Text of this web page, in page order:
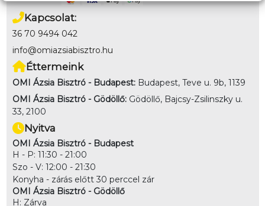
Kapcsolat:
36 70 9494 042
info@omiazsiabisztro.hu
Éttermeink
OMI Ázsia Bisztró - Budapest: Budapest, Teve u. 9b, 1139
OMI Ázsia Bisztró - Gödöllő: Gödöllő, Bajcsy-Zsilinszky u.
33, 2100
Nyitva
OMI Ázsia Bisztró - Budapest
H - P: 11:30 - 21:00
Szo - V: 12:00 - 21:30
Konyha - zárás előtt 30 perccel zár
OMI Ázsia Bisztró - Gödöllő
H: Zárva